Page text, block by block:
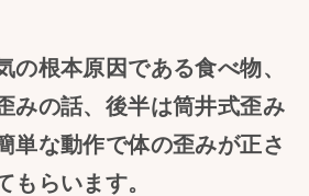
根本原因である食べ物、
みの話、後半は筒井式歪み
単な動作で体の歪みが正さ
もらいます。